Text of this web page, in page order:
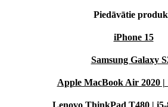
Piedāvātie
iPhone 15
Samsung Galaxy
Apple MacBook Air 2020 |
Lenovo ThinkPad T480 |